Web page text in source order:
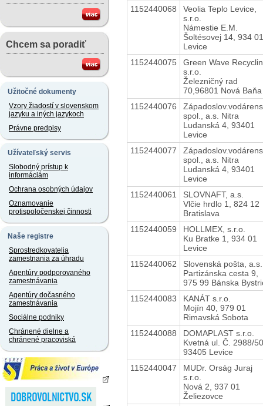
Chcem sa poradiť
Užitočné dokumenty
Vzory žiadostí v slovenskom
jazyku a iných jazykoch
Právne predpisy
Užívateľský servis
Slobodný prístup k
informáciám
Ochrana osobných údajov
Oznamovanie
protispoločenskej činnosti
Naše registre
Sprostredkovatelia
zamestnania za úhradu
Agentúry podporovaného
zamestnávania
Agentúry dočasného
zamestnávania
Sociálne podniky
Chránené dielne a
chránené pracoviská
1152440068
Veolia Teplo Levice,
s.r.o.
Námestie E.M.
Šoltésovej 14, 934 01
Levice
1152440075
Green Wave
s.r.o.
Železničný rad
70,96801 Nová Baňa
1152440076
spol., a.s. Nitra
Ludanská 4, 93401
Levice
1152440077
spol., a.s. Nitra
Ludanská 4, 93401
Levice
1152440061
SLOVNAFT, a.s.
Vlčie hrdlo 1, 824 12
Bratislava
1152440059
HOLLMEX, s.r.o.
Ku Bratke 1, 934 01
Levice
1152440062
Slovenská pošta, a.s.
Partizánska cesta 9,
975 99 Bánska
1152440083
KANÁT s.r.o.
Mojín 40, 979 01
Rimavská Sobota
1152440088
DOMAPLAST s.r.o.
Kvetná ul. Č. 2988/
93405 Levice
1152440047
MUDr. Orság Juraj
s.r.o.
Nová 2, 937 01
Želiezovce